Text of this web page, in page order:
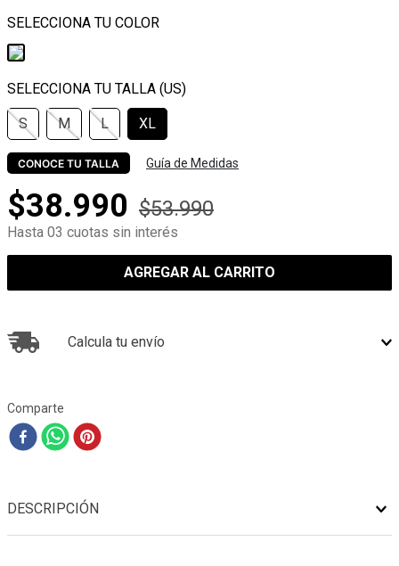
S M L XL
CONOCE TU TALLA Guía de Medidas
$38.990 $53.990
Hasta 03 cuotas sin interés
AGREGAR AL CARRITO
Calcula tu envío
Comparte
DESCRIPCIÓN